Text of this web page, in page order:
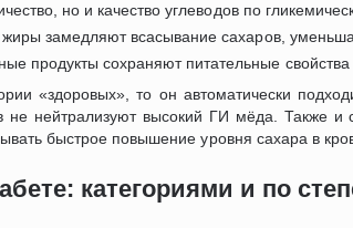
но и качество углеводов по
замедляют всасывание сахаров,
продукты сохраняют питательные
«здоровых», то он автоматически
нейтрализуют высокий ГИ мёда. Также и
быстрое повышение уровня сахара в
категориями и по